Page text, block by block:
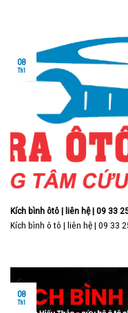
Kích bình ôtô | liên hệ | 09 33
Kích bình ô tô | liên hệ | 09 33
08
Th1
08
Th1